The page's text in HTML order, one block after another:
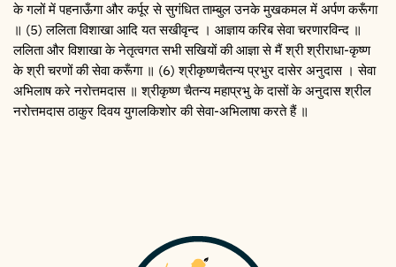
के गलों में पहनाऊँगा और कर्पूर से सुगंधित ताम्बुल उनके मुखकमल में अर्पण करूँगा
॥ (5) ललिता विशाखा आदि यत सखीवृन्द । आज्ञाय करिब सेवा चरणारविन्द ॥
ललिता और विशाखा के नेतृत्वगत सभी सखियों की आज्ञा से मैं श्री श्रीराधा-कृष्ण
के श्री चरणों की सेवा करूँगा ॥ (6) श्रीकृष्णचैतन्य प्रभुर दासेर अनुदास । सेवा
अभिलाष करे नरोत्तमदास ॥ श्रीकृष्ण चैतन्य महाप्रभु के दासों के अनुदास श्रील
नरोत्तमदास ठाकुर दिवय युगलकिशोर की सेवा-अभिलाषा करते हैं ॥